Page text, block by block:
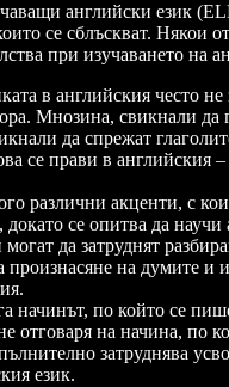
английски език
се сблъскват. Някои
при изучаването на
в английския често
Мнозина, свикнали да
да спрежат
се прави в английския
различни акценти, с
докато се опитва да
могат да затруднят
произнасяне на думите и
начинът, по който се
отговаря на начина, по
затруднява
език.